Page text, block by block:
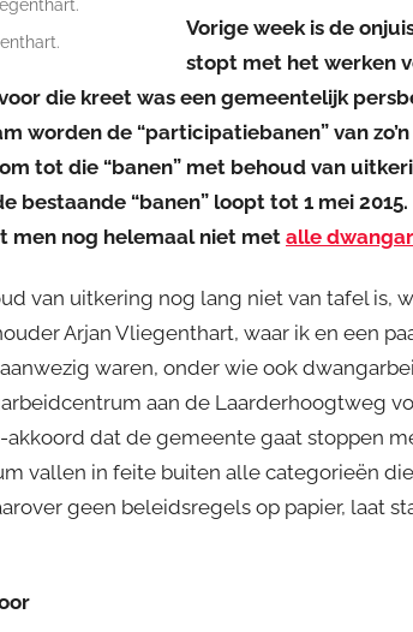
Vorige week is de
stopt met het werken
die kreet was een gemeentelijk
worden de “participatiebanen” van
tot die “banen” met behoud van
bestaande “banen” loopt tot 1 mei
men nog helemaal niet met alle
van uitkering nog lang niet van tafel is,
Arjan Vliegenthart, waar ik en een
waren, onder wie ook
aan de Laarderhoogtweg
dat de gemeente gaat stoppen
vallen in feite buiten alle categorieën
geen beleidsregels op papier, laat